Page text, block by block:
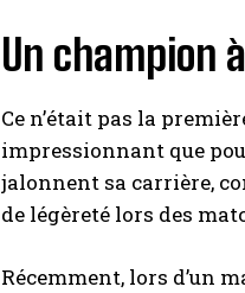
Un champion
Ce n’était pas la
impressionnant que
jalonnent sa carrière,
de légèreté lors des
Récemment, lors d’un